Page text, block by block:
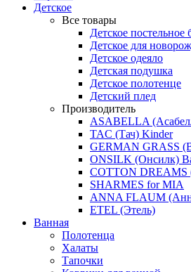
Детское
Все товары
Детское постельное
Детское для
Детское одеяло
Детская подушка
Детское полотенце
Детский плед
Производитель
ASABELLA
TAC (Тач) Kinder
GERMAN GRASS
ONSILK (Онсилк)
COTTON DREAMS
SHARMES for MIA
ANNA FLAUM
ETEL (Этель)
Ванная
Полотенца
Халаты
Тапочки